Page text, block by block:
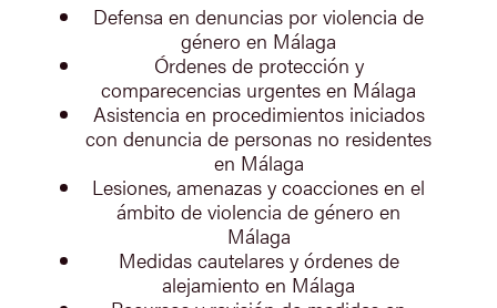
Defensa en denuncias por violencia de
género en Málaga
Órdenes de protección y
comparecencias urgentes en Málaga
Asistencia en procedimientos iniciados
con denuncia de personas no residentes
en Málaga
Lesiones, amenazas y coacciones en el
ámbito de violencia de género en
Málaga
Medidas cautelares y órdenes de
alejamiento en Málaga